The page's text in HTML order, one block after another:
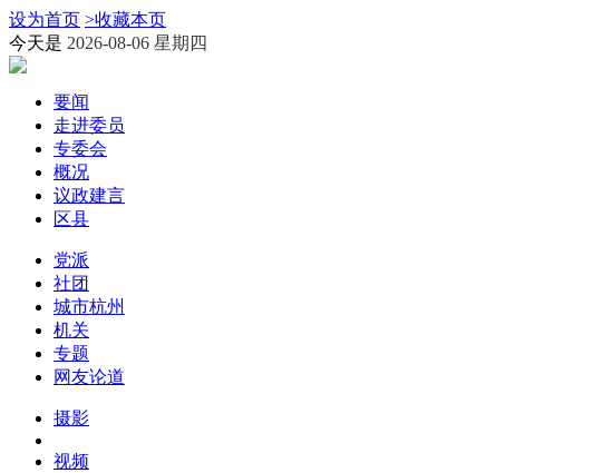
设为首页 >收藏本页
今天是 2026-08-06 星期四
要闻
走进委员
专委会
概况
议政建言
区县
党派
社团
城市杭州
机关
专题
网友论道
摄影
视频